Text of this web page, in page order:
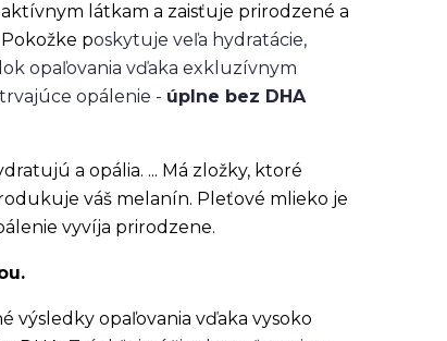
látkam a zaisťuje prirodzené a
poskytuje veľa hydratácie,
opaľovania vďaka exkluzívnym
opálenie - úplne bez DHA
a opália. ... Má zložky, ktoré
váš melanín. Pleťové mlieko je
vyvíja prirodzene.
výsledky opaľovania vďaka vysoko